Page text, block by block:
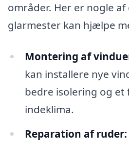
områder. Her er nogle
glarmester kan hjælpe
Montering af
kan installere nye
bedre isolering og
indeklima.
Reparation af ruder: